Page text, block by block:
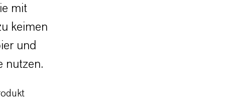
mit
keimen
und
nutzen.